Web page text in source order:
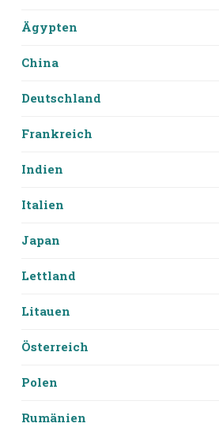
Ägypten
China
Deutschland
Frankreich
Indien
Italien
Japan
Lettland
Litauen
Österreich
Polen
Rumänien